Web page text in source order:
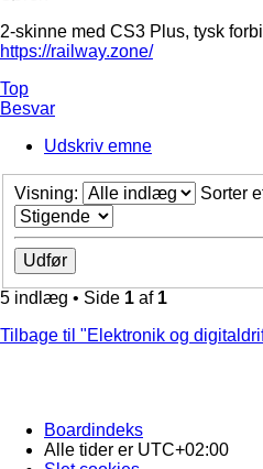
2-skinne med CS3 Plus, tysk
https://railway.zone/
Top
Besvar
Udskriv emne
Visning: Sorter
5 indlæg • Side 1 af 1
Tilbage til "Elektronik og
Boardindeks
Alle tider er UTC+02:00